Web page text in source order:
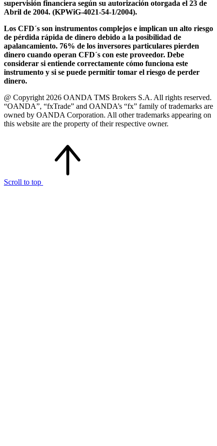
supervisión financiera según su autorización otorgada el 23 de
Abril de 2004. (KPWiG-4021-54-1/2004).
Los CFD´s son instrumentos complejos e implican un alto riesgo
de pérdida rápida de dinero debido a la posibilidad de
apalancamiento. 76% de los inversores particulares pierden
dinero cuando operan CFD´s con este proveedor. Debe
considerar si entiende correctamente cómo funciona este
instrumento y si se puede permitir tomar el riesgo de perder
dinero.
@ Copyright 2026 OANDA TMS Brokers S.A. All rights reserved.
“OANDA”, “fxTrade” and OANDA’s “fx” family of trademarks are
owned by OANDA Corporation. All other trademarks appearing on
this website are the property of their respective owner.
Scroll to top